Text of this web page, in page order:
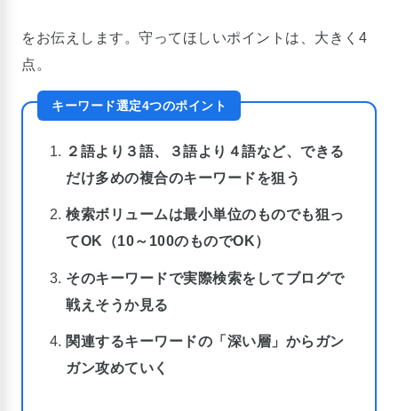
をお伝えします。守ってほしいポイントは、大きく4
点。
キーワード選定4つのポイント
２語より３語、３語より４語など、できる
だけ多めの複合のキーワードを狙う
検索ボリュームは最小単位のものでも狙っ
てOK（10～100のものでOK）
そのキーワードで実際検索をしてブログで
戦えそうか見る
関連するキーワードの「深い層」からガン
ガン攻めていく